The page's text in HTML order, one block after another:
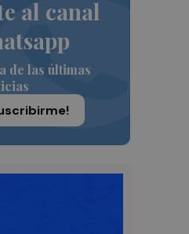
al canal
de las últimas